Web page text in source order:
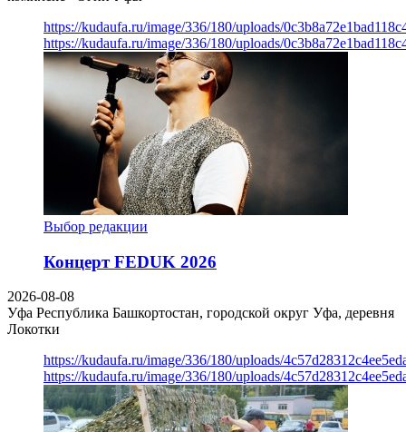
https://kudaufa.ru/image/336/180/uploads/
https://kudaufa.ru/image/336/180/uploads/
Выбор редакции
Концерт FEDUK 2026
2026-08-08
Уфа Республика Башкортостан, городской округ Уфа, деревня
Локотки
https://kudaufa.ru/image/336/180/uploads/
https://kudaufa.ru/image/336/180/uploads/